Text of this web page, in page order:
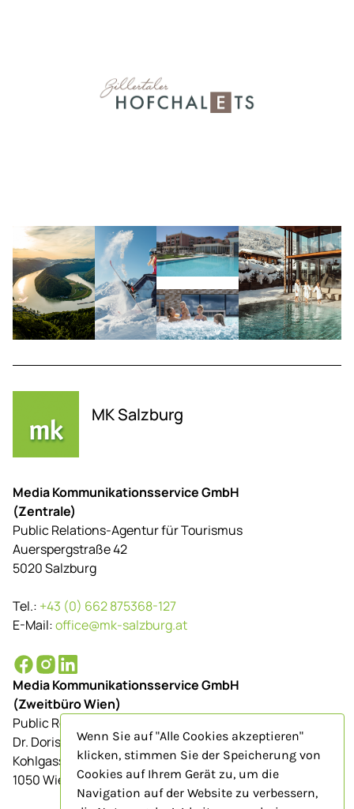
MK Salzburg
Media Kommunikationsservice GmbH
(Zentrale)
Public Relations-Agentur für Tourismus
Auerspergstraße 42
5020 Salzburg
Tel.: +43 (0) 662 875368-127
E-Mail:office@mk-salzburg.at
Media Kommunikationsservice GmbH
(Zweitbüro Wien)
Public Relations-Agentur für Tourismus
Dr. Doris Schenkenfelder
Kohlgasse 9/Top 23
1050 Wien
Wenn Sie auf "Alle Cookies akzeptieren"
klicken, stimmen Sie der Speicherung von
Cookies auf Ihrem Gerät zu, um die
Navigation auf der Website zu verbessern,